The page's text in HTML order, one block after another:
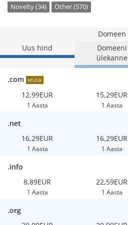
Novelty (34)
Other (570)
Domeen
Uus hind
Domeeni
ülekanne
.com MÜÜK
12,99EUR
1 Aasta
15,29EUR
1 Aasta
.net
16,29EUR
1 Aasta
16,29EUR
1 Aasta
.info
8,89EUR
1 Aasta
22,59EUR
1 Aasta
.org